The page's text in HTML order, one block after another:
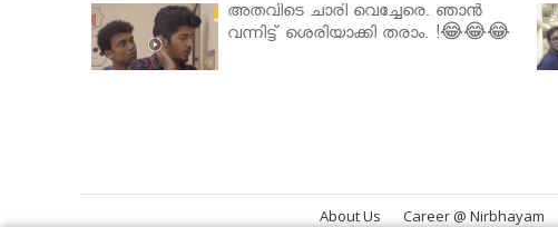
അതവിടെ ചാരി വെച്ചേരെ. ഞാൻ
വന്നിട്ട് ശെരിയാക്കി തരാം. !😂😂😂
About Us Career @ Nirbhayam